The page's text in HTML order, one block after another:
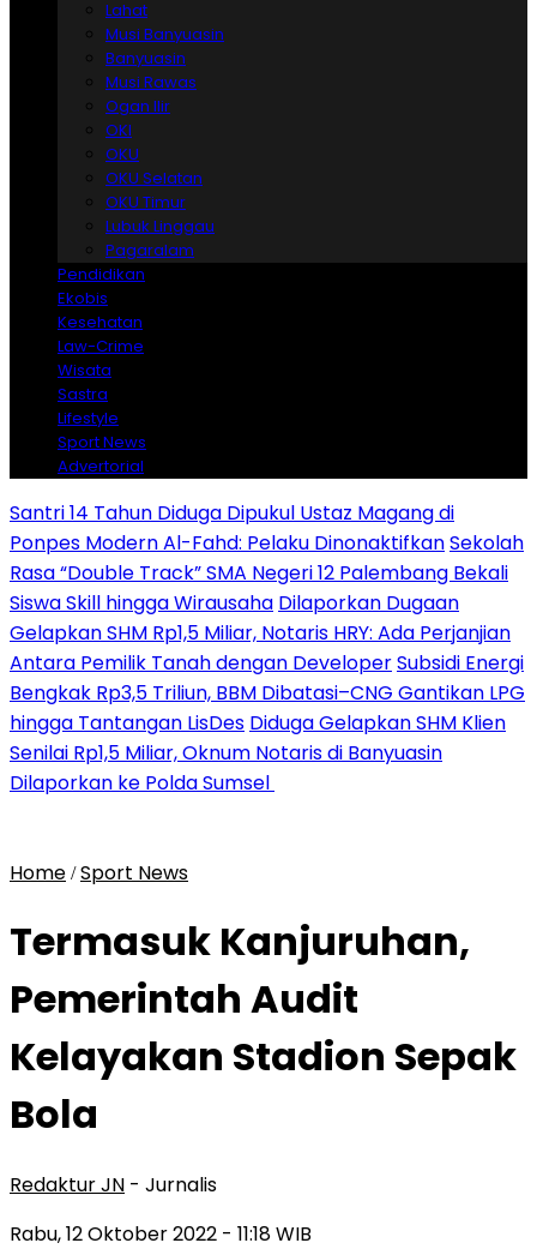
Lahat
Musi Banyuasin
Banyuasin
Musi Rawas
Ogan Ilir
OKI
OKU
OKU Selatan
OKU Timur
Lubuk Linggau
Pagaralam
Pendidikan
Ekobis
Kesehatan
Law-Crime
Wisata
Sastra
Lifestyle
Sport News
Advertorial
Santri 14 Tahun Diduga Dipukul Ustaz Magang di
Ponpes Modern Al-Fahd: Pelaku DinonaktifkanSekolah
Rasa “Double Track” SMA Negeri 12 Palembang Bekali
Siswa Skill hingga Wirausaha Dilaporkan Dugaan
Gelapkan SHM Rp1,5 Miliar, Notaris HRY: Ada Perjanjian
Antara Pemilik Tanah dengan DeveloperSubsidi Energi
Bengkak Rp3,5 Triliun, BBM Dibatasi–CNG Gantikan LPG
hingga Tantangan LisDes Diduga Gelapkan SHM Klien
Senilai Rp1,5 Miliar, Oknum Notaris di Banyuasin
Dilaporkan ke Polda Sumsel ‎
Home /Sport News
Termasuk Kanjuruhan,
Pemerintah Audit
Kelayakan Stadion Sepak
Bola
Redaktur JN - Jurnalis
Rabu, 12 Oktober 2022 - 11:18 WIB